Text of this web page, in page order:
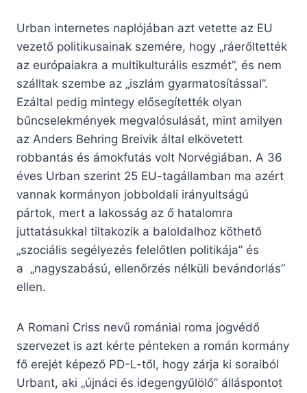
Urban internetes naplójában azt vetette az EU
vezető politikusainak szemére, hogy „ráerőltették
az európaiakra a multikulturális eszmét”, és nem
szálltak szembe az „iszlám gyarmatosítással”.
Ezáltal pedig mintegy elősegítették olyan
bűncselekmények megvalósulását, mint amilyen
az Anders Behring Breivik által elkövetett
robbantás és ámokfutás volt Norvégiában. A 36
éves Urban szerint 25 EU-tagállamban ma azért
vannak kormányon jobboldali irányultságú
pártok, mert a lakosság az ő hatalomra
juttatásukkal tiltakozik a baloldalhoz köthető
„szociális segélyezés felelőtlen politikája” és
a „nagyszabású, ellenőrzés nélküli bevándorlás”
ellen.
A Romani Criss nevű romániai roma jogvédő
szervezet is azt kérte pénteken a román kormány
fő erejét képező PD-L-től, hogy zárja ki soraiból
Urbant, aki „újnáci és idegengyűlölő” álláspontot